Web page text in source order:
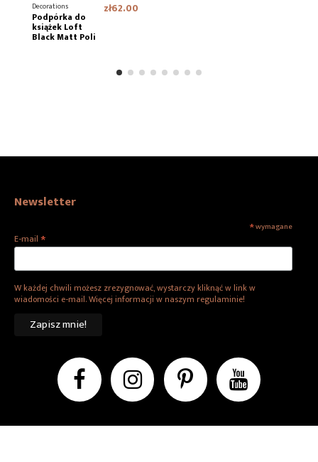
Decorations
Podpórka do
książek Loft
Black Matt Poli
zł62.00
Newsletter
*wymagane
E-mail *
W każdej chwili możesz zrezygnować, wystarczy kliknąć w link w
wiadomości e-mail. Więcej informacji w naszym regulaminie!